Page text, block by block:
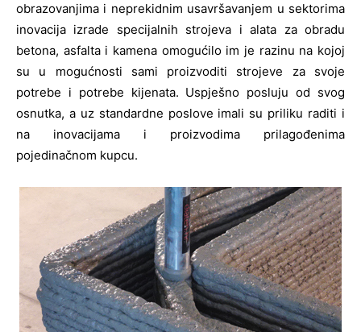
obrazovanjima i neprekidnim usavršavanjem u sektorima
inovacija izrade specijalnih strojeva i alata za obradu
betona, asfalta i kamena omogućilo im je razinu na kojoj
su u mogućnosti sami proizvoditi strojeve za svoje
potrebe i potrebe kijenata. Uspješno posluju od svog
osnutka, a uz standardne poslove imali su priliku raditi i
na inovacijama i proizvodima prilagođenima
pojedinačnom kupcu.